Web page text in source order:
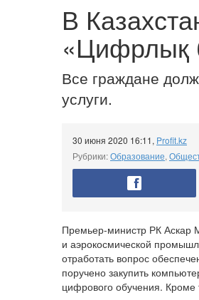
В
«Цифрлық
Все граждане
услуги.
30 июня 2020 16:11, Profit.kz
Рубрики:Образование,
Премьер-министр РК Аскар
и аэрокосмической
отработать вопрос
поручено закупить
цифрового обучения.